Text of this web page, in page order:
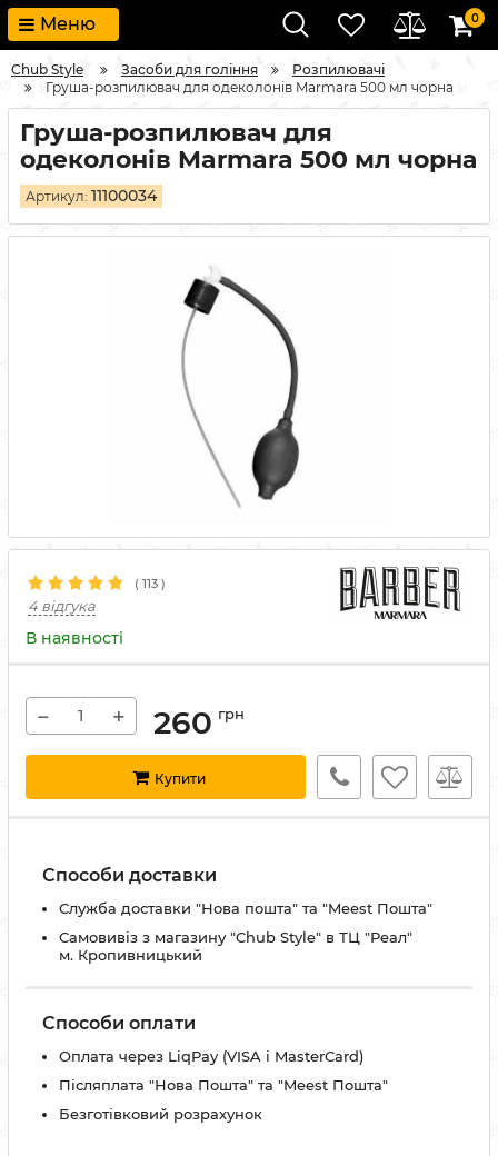
Меню 0
Chub Style Засоби для гоління
Розпилювачі
Груша-розпилювач для одеколонів Marmara 500 мл чорна
Груша-розпилювач для
одеколонів Marmara 500 мл чорна
Артикул: 11100034
( 113 )
4 відгука
В наявності
− + 260 грн
Купити
Способи доставки
Служба доставки "Нова пошта" та "Meest Пошта"
Самовивіз з магазину "Chub Style" в ТЦ "Реал"
м. Кропивницький
Способи оплати
Оплата через LiqPay (VISA і MasterCard)
Післяплата "Нова Пошта" та "Meest Пошта"
Безготівковий розрахунок